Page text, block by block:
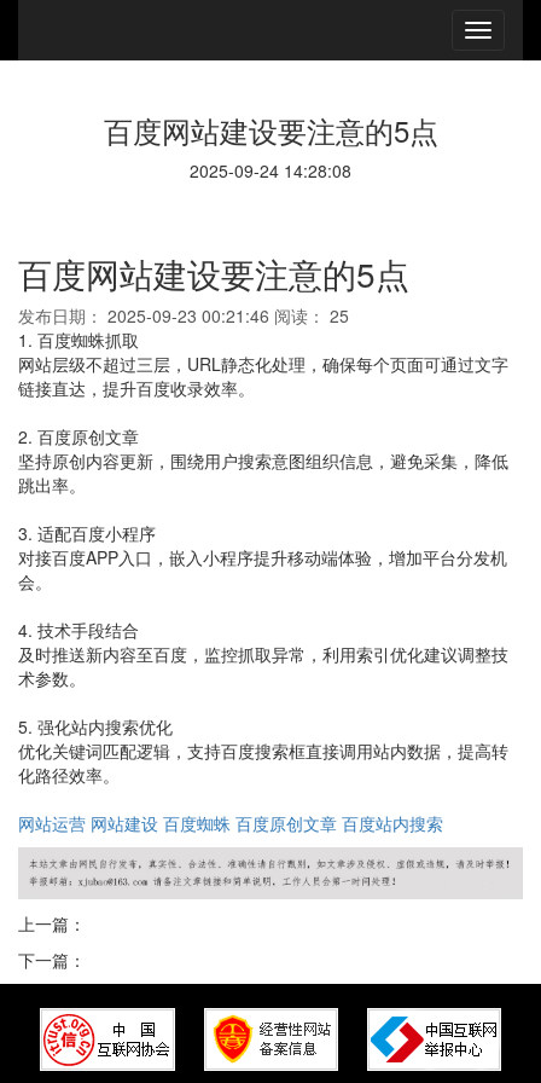
百度网站建设要注意的5点
2025-09-24 14:28:08
百度网站建设要注意的5点
发布日期： 2025-09-23 00:21:46 阅读： 25
1. 百度蜘蛛抓取
网站层级不超过三层，URL静态化处理，确保每个页面可通过文字
链接直达，提升百度收录效率。
2. 百度原创文章
坚持原创内容更新，围绕用户搜索意图组织信息，避免采集，降低
跳出率。
3. 适配百度小程序
对接百度APP入口，嵌入小程序提升移动端体验，增加平台分发机
会。
4. 技术手段结合
及时推送新内容至百度，监控抓取异常，利用索引优化建议调整技
术参数。
5. 强化站内搜索优化
优化关键词匹配逻辑，支持百度搜索框直接调用站内数据，提高转
化路径效率。
网站运营 网站建设 百度蜘蛛 百度原创文章 百度站内搜索
上一篇：
下一篇：